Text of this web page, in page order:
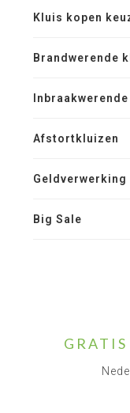
Kluis kopen
Brandwerende
Afstortkluizen
Geldverwerking
Big Sale